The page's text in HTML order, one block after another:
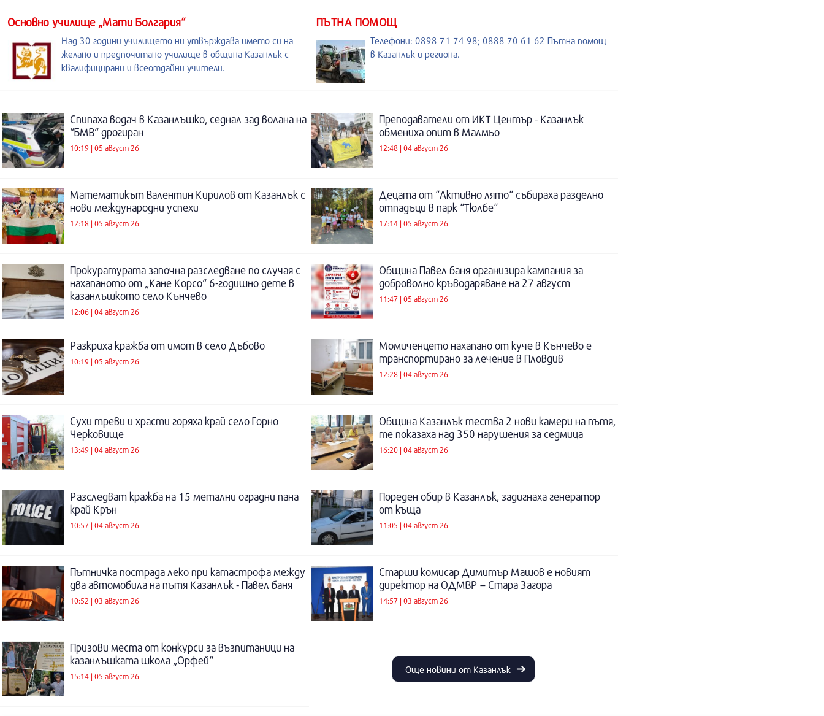
Основно училище „Мати Болгария“
Над 30 години училището ни утвърждава името си на
желано и предпочитано училище в община Казанлък с
квалифицирани и всеотдайни учители.
ПЪТНА ПОМОЩ
Телефони: 0898 71 74 98; 0888 70 61 62 Пътна помощ
в Казанлък и региона.
Спипаха водач в Казанлъшко, седнал зад волана на
“БМВ“ дрогиран
10:19 | 05 август 26
Преподаватели от ИКТ Център - Казанлък
обмениха опит в Малмьо
12:48 | 04 август 26
Математикът Валентин Кирилов от Казанлък с
нови международни успехи
12:18 | 05 август 26
Децата от “Активно лято“ събираха разделно
отпадъци в парк “Тюлбе“
17:14 | 05 август 26
Прокуратурата започна разследване по случая с
нахапаното от „Кане Корсо“ 6-годишно дете в
казанлъшкото село Кънчево
12:06 | 04 август 26
Община Павел баня организира кампания за
доброволно кръводаряване на 27 август
11:47 | 05 август 26
Разкриха кражба от имот в село Дъбово
10:19 | 05 август 26
Момиченцето нахапано от куче в Кънчево е
транспортирано за лечение в Пловдив
12:28 | 04 август 26
Сухи треви и храсти горяха край село Горно
Черковище
13:49 | 04 август 26
Община Казанлък тества 2 нови камери на пътя,
те показаха над 350 нарушения за седмица
16:20 | 04 август 26
Разследват кражба на 15 метални оградни пана
край Крън
10:57 | 04 август 26
Пореден обир в Казанлък, задигнаха генератор
от къща
11:05 | 04 август 26
Пътничка пострада леко при катастрофа между
два автомобила на пътя Казанлък - Павел баня
10:52 | 03 август 26
Старши комисар Димитър Машов е новият
директор на ОДМВР – Стара Загора
14:57 | 03 август 26
Призови места от конкурси за възпитаници на
казанлъшката школа „Орфей“
15:14 | 05 август 26
Още новини от Казанлък